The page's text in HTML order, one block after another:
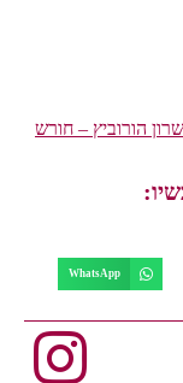
הורוביץ – חורש
WhatsApp